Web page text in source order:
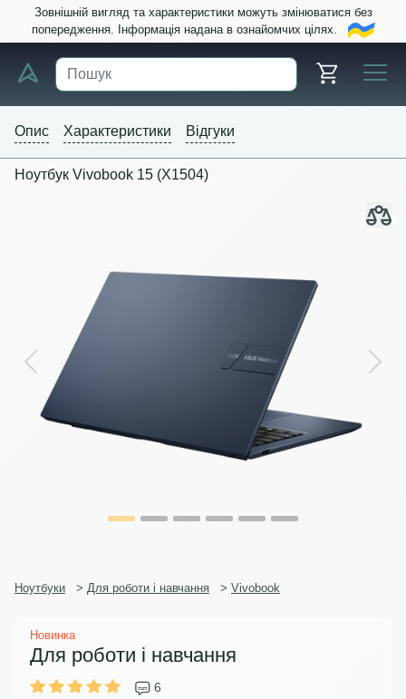
Зовнішній вигляд та характеристики можуть змінюватися без
попередження. Інформація надана в ознайомчих цілях.
Опис Характеристики Відгуки
Ноутбук Vivobook 15 (X1504)
Previous Next
Ноутбуки > Для роботи і навчання > Vivobook
Новинка
Для роботи і навчання
6